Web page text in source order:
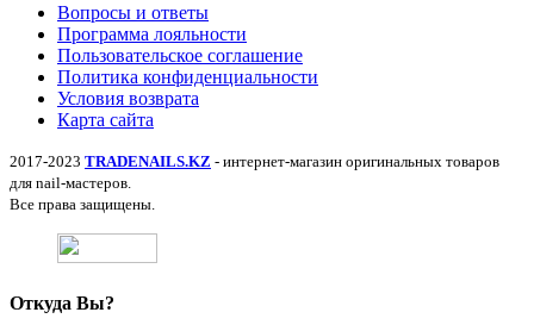
Вопросы и ответы
Программа лояльности
Пользовательское соглашение
Политика конфиденциальности
Условия возврата
Карта сайта
2017-2023 TRADENAILS.KZ - интернет-магазин оригинальных товаров
для nail-мастеров.
Все права защищены.
Откуда Вы?